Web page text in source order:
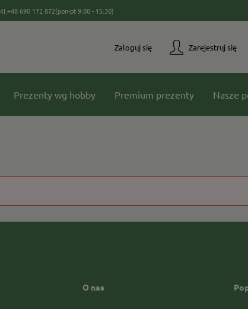
+48 690 172 872(pon-pt 9:00 - 15:30)
Zarejestruj się
Zaloguj się
Prezenty wg hobby Premium prezenty Nasze
O nas